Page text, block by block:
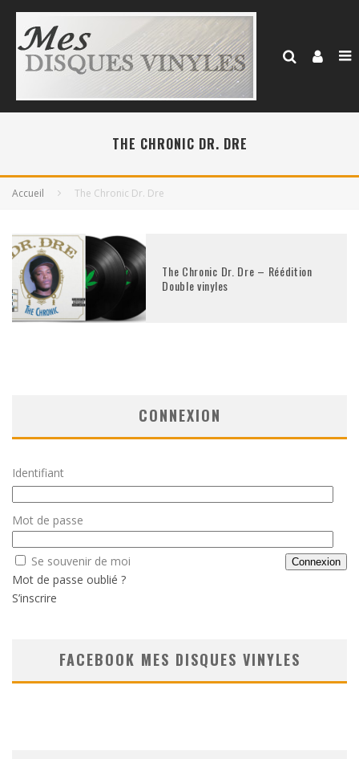
THE CHRONIC DR. DRE
Accueil The Chronic Dr. Dre
The Chronic Dr. Dre – Réédition
Double vinyles
CONNEXION
Identifiant
Mot de passe
Se souvenir de moi
Mot de passe oublié ?
S’inscrire
FACEBOOK MES DISQUES VINYLES